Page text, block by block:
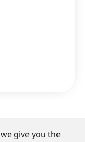
give you the